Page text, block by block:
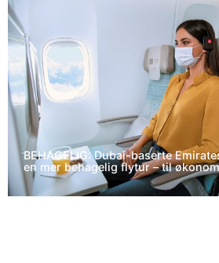
BEHAGELIG: Dubai-baserte
en mer behagelig flytur – til